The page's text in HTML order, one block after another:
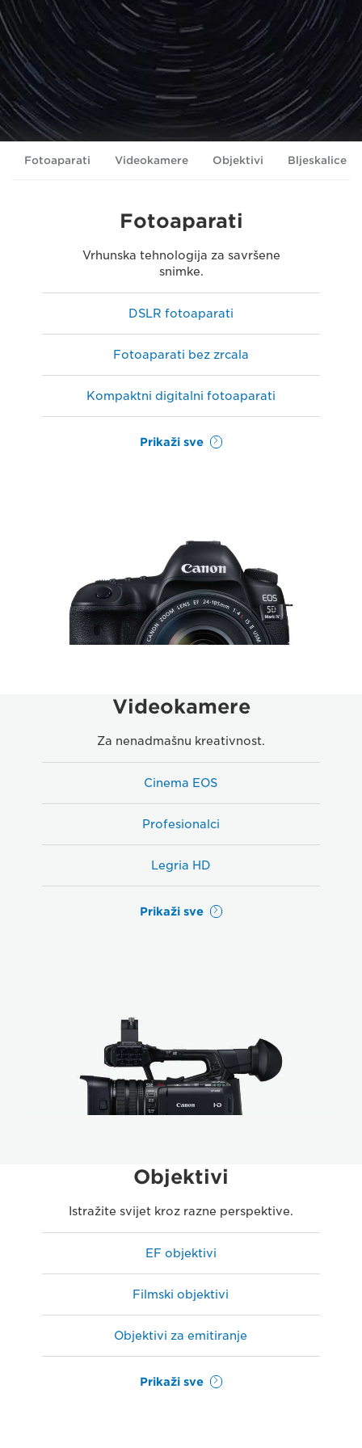
Fotoaparati Videokamere Objektivi Bljeskalice
Fotoaparati
Vrhunska tehnologija za savršene
snimke.
DSLR fotoaparati
Fotoaparati bez zrcala
Kompaktni digitalni fotoaparati
Prikaži sve
Videokamere
Za nenadmašnu kreativnost.
Cinema EOS
Profesionalci
Legria HD
Prikaži sve
Objektivi
Istražite svijet kroz razne perspektive.
EF objektivi
Filmski objektivi
Objektivi za emitiranje
Prikaži sve